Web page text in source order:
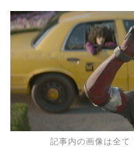
記事内の画像は全て